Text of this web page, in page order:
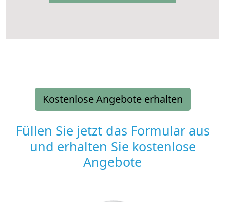
Kostenlose Angebote erhalten
Füllen Sie jetzt das Formular aus
und erhalten Sie kostenlose
Angebote